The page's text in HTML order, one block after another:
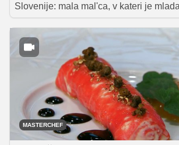
Slovenije: mala mal'ca, v kateri je
virtuozinja Olivija Vodovnik
grenadirmarš s pomočjo chefinje Mojce
nadgradila v uravnoteženo in hranljivo
sestavin, ki ju nismo ravno vajeni
MASTERCHEF